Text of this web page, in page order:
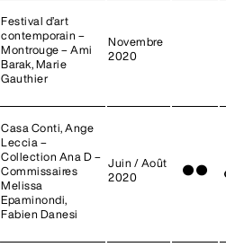
Festival d’art
contemporain –
Montrouge – Ami
Barak, Marie
Gauthier
Novembre
2020
Casa Conti, Ange
Leccia –
Collection Ana D –
Commissaires
Melissa
Epaminondi,
Fabien Danesi
Juin / Août
2020
● ●